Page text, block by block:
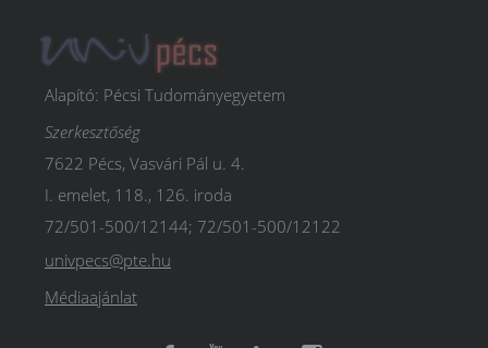
Alapító: Pécsi Tudományegyetem
Szerkesztőség
7622 Pécs, Vasvári Pál u. 4.
I. emelet, 118., 126. iroda
72/501-500/12144; 72/501-500/12122
univpecs@pte.hu
Médiaajánlat